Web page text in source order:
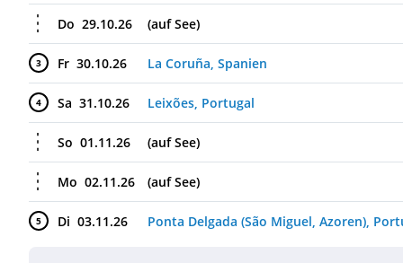
Do 29.10.26 (auf See)
3 Fr 30.10.26 La Coruña, Spanien
4 Sa 31.10.26 Leixões, Portugal
So 01.11.26 (auf See)
Mo 02.11.26 (auf See)
5 Di 03.11.26 Ponta Delgada (São Miguel, Azoren),